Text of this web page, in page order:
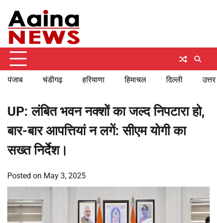
content
पंजाब चंडीगढ़ हरियाणा हिमाचल दिल्ली
UP: लंबित भवन नक्शों का जल्द निपटारा हो,
बार-बार आपत्तियां न लगें: सीएम योगी का
सख्त निर्देश।
Posted on May 3, 2025